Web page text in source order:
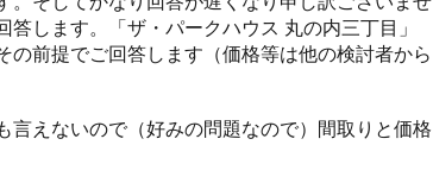
します。「ザ・パークハウス 丸の内三丁目」
前提でご回答します（価格等は他の検討者から
えないので（好みの問題なので）間取りと価格